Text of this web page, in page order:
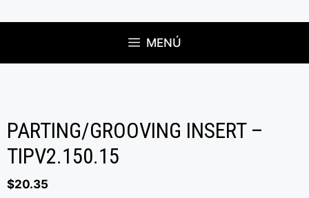
MENÚ
PARTING/GROOVING INSERT –
TIPV2.150.15
$20.35